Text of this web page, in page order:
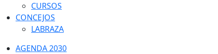
CURSOS
CONCEJOS
LABRAZA
AGENDA 2030